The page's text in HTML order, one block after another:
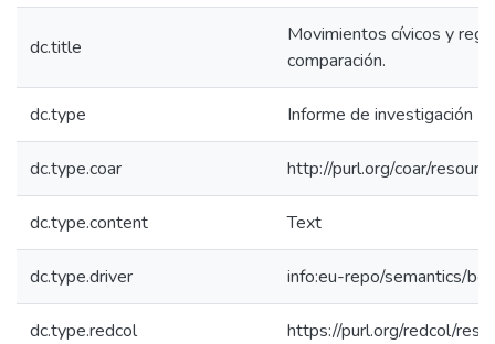
dc.title
Movimientos cívicos y
comparación.
dc.type Informe de investigación
dc.type.coar http://purl.org/coar/
dc.type.content Text
dc.type.driver info:eu-repo/semantics/
dc.type.redcol https://purl.org/redcol/